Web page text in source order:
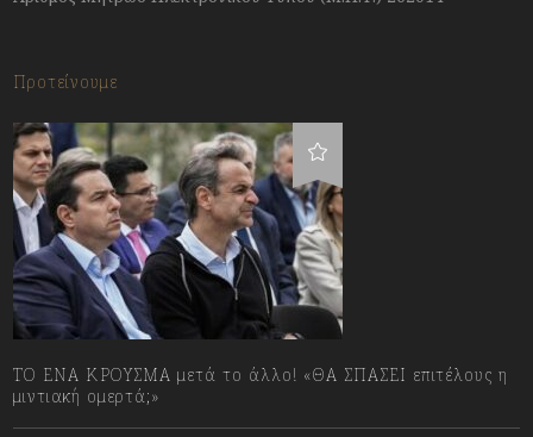
Προτείνουμε
ΤΟ ΕΝΑ ΚΡΟΥΣΜΑ μετά το άλλο! «ΘΑ ΣΠΑΣΕΙ επιτέλους η
μιντιακή ομερτά;»